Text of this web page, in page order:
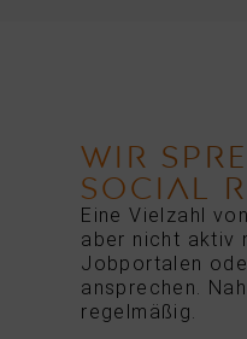
WIR
SOCIAL
Eine Vielzahl
aber nicht aktiv
Jobportalen
ansprechen.
regelmäßig.